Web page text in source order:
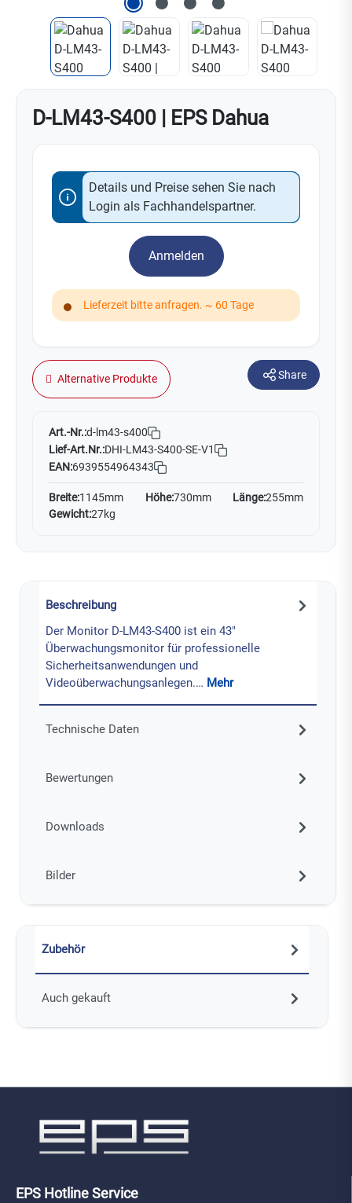
D-LM43-S400 | EPS Dahua
Details und Preise sehen Sie nach
Login als Fachhandelspartner.
Anmelden
Lieferzeit bitte anfragen. ~ 60 Tage
Alternative Produkte Share
Art.-Nr.:d-lm43-s400
Lief-Art.Nr.:DHI-LM43-S400-SE-V1
EAN:6939554964343
Breite:1145mm Höhe:730mm Länge:255mm
Gewicht:27kg
Beschreibung
Der Monitor D-LM43-S400 ist ein 43"
Überwachungsmonitor für professionelle
Sicherheitsanwendungen und
Videoüberwachungsanlegen.… Mehr
Technische Daten
Bewertungen
Downloads
Bilder
Zubehör
Auch gekauft
EPS Hotline Service